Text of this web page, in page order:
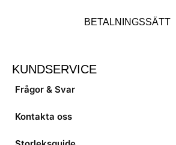
BETALNINGSSÄTT
KUNDSERVICE
Frågor & Svar
Kontakta oss